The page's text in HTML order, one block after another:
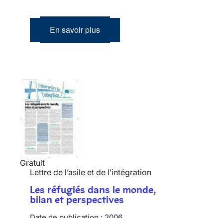
En savoir plus
Gratuit
Lettre de l’asile et de l’intégration
Les réfugiés dans le monde,
bilan et perspectives